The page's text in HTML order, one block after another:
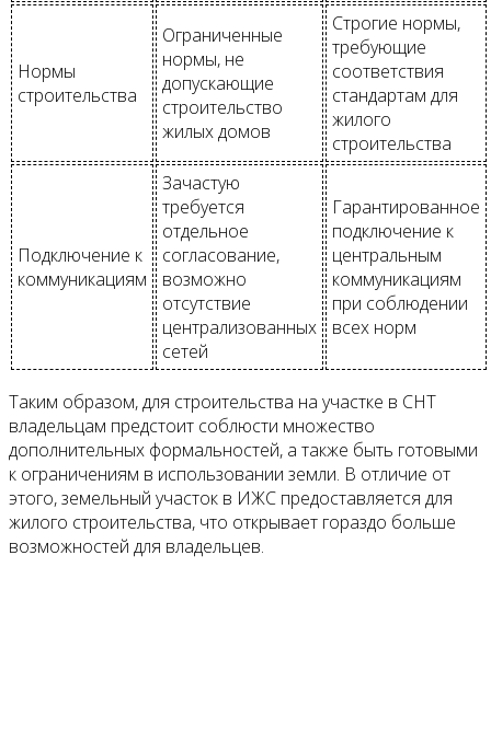
Нормы
строительства
Ограниченные
нормы, не
допускающие
строительство
жилых домов
Строгие нормы,
требующие
соответствия
стандартам для
жилого
строительства
Подключение к
коммуникациям
Зачастую
требуется
отдельное
согласование,
возможно
отсутствие
централизованных
сетей
Гарантированное
подключение к
центральным
коммуникациям
при соблюдении
всех норм
Таким образом, для строительства на участке в СНТ
владельцам предстоит соблюсти множество
дополнительных формальностей, а также быть готовыми
к ограничениям в использовании земли. В отличие от
этого, земельный участок в ИЖС предоставляется для
жилого строительства, что открывает гораздо больше
возможностей для владельцев.